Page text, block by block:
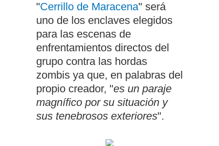
"Cerrillo de Maracena" será
uno de los enclaves elegidos
para las escenas de
enfrentamientos directos del
grupo contra las hordas
zombis ya que, en palabras del
propio creador, "es un paraje
magnífico por su situación y
sus tenebrosos exteriores".